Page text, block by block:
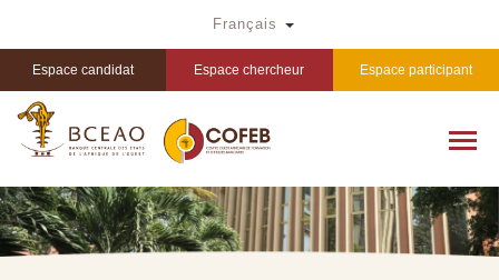
principal
Français Toggle Dropdown
Espace candidat Espace chercheur Espace participant